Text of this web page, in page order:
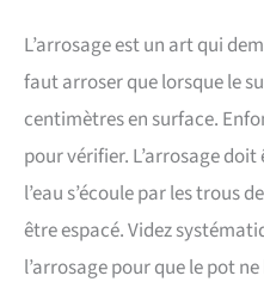
L’arrosage est un art qui
faut arroser que lorsque le
centimètres en surface.
pour vérifier. L’arrosage
l’eau s’écoule par les trous
être espacé. Videz
l’arrosage pour que le pot